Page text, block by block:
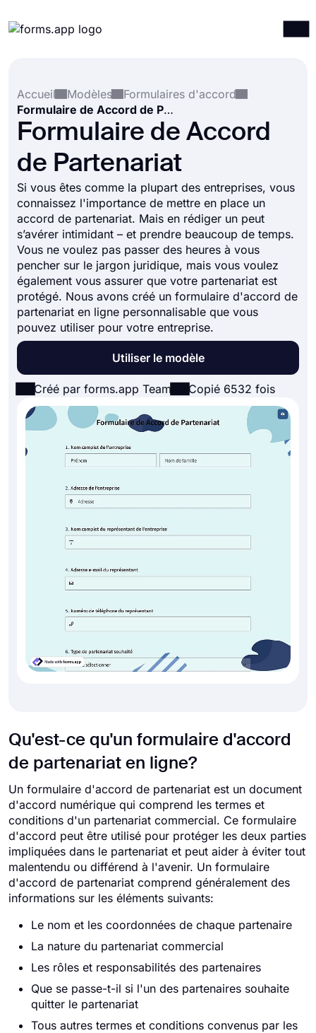
Intégrations
Modèles
Ressources
Accueil
Modèles
Formulaires d'accord
Formulaire de Accord de Partenariat
Formulaire de Accord
de Partenariat
Si vous êtes comme la plupart des entreprises, vous
connaissez l'importance de mettre en place un
accord de partenariat. Mais en rédiger un peut
s’avérer intimidant – et prendre beaucoup de temps.
Vous ne voulez pas passer des heures à vous
pencher sur le jargon juridique, mais vous voulez
également vous assurer que votre partenariat est
protégé. Nous avons créé un formulaire d'accord de
partenariat en ligne personnalisable que vous
pouvez utiliser pour votre entreprise.
Utiliser le modèle
Créé par forms.app Team Copié 6532 fois
Qu'est-ce qu'un formulaire d'accord
de partenariat en ligne?
Un formulaire d'accord de partenariat est un document
d'accord numérique qui comprend les termes et
conditions d'un partenariat commercial. Ce formulaire
d'accord peut être utilisé pour protéger les deux parties
impliquées dans le partenariat et peut aider à éviter tout
malentendu ou différend à l'avenir. Un formulaire
d'accord de partenariat comprend généralement des
informations sur les éléments suivants:
Le nom et les coordonnées de chaque partenaire
La nature du partenariat commercial
Les rôles et responsabilités des partenaires
Que se passe-t-il si l'un des partenaires souhaite
quitter le partenariat
Tous autres termes et conditions convenus par les